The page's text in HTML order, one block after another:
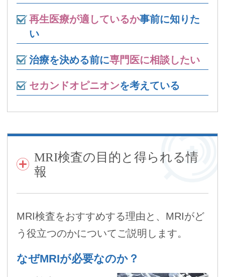
再生医療が適しているか事前に知りた
い
治療を決める前に専門医に相談したい
セカンドオピニオンを考えている
MRI検査の目的と得られる情
報
MRI検査をおすすめする理由と、MRIがど
う役立つのかについてご説明します。
なぜMRIが必要なのか？